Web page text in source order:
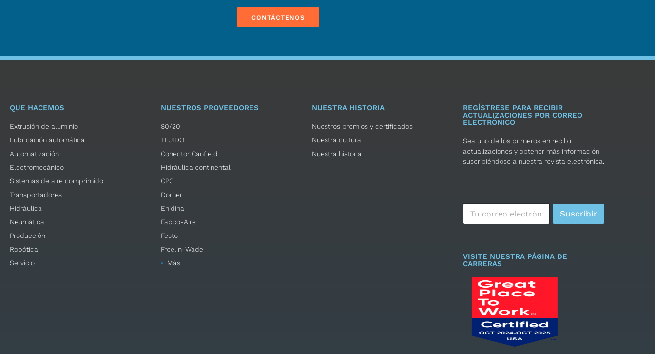
CONTÁCTENOS
QUE HACEMOS
Extrusión de aluminio
Lubricación automática
Automatización
Electromecánico
Sistemas de aire comprimido
Transportadores
Hidráulica
Neumática
Producción
Robótica
Servicio
NUESTROS PROVEEDORES
80/20
TEJIDO
Conector Canfield
Hidráulica continental
CPC
Dorner
Enidina
Fabco-Aire
Festo
Freelin-Wade
Más
NUESTRA HISTORIA
Nuestros premios y certificados
Nuestra cultura
Nuestra historia
REGÍSTRESE PARA RECIBIR
ACTUALIZACIONES POR CORREO
ELECTRÓNICO
Sea uno de los primeros en recibir
actualizaciones y obtener más información
suscribiéndose a nuestra revista electrónica.
C
r
o
e
Suscribir
VISITE NUESTRA PÁGINA DE
CARRERAS